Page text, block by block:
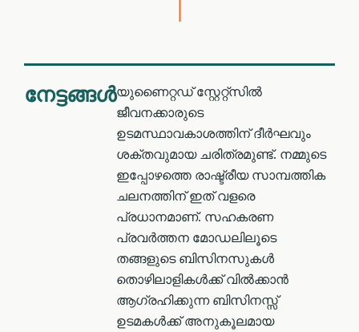
നേട്ടങ്ങൾയുണൈറ്റഡ് സ്റ്റേറ്റ്സിൽ
ജീവനക്കാരുടെ
ഉടമസ്ഥാവകാശത്തിന് ദീർഘവും
ശക്തവുമായ ചരിത്രമുണ്ട്. നമ്മുടെ
ഇപ്പോഴത്തെ രാഷ്ട്രീയ സാമ്പത്തിക
ചലനത്തിന് ഇത് വളരെ
പ്രധാനമാണ്. സഹകരണ
പ്രവര്‍ത്തന മോഡലിലൂടെ
തങ്ങളുടെ ബിസിനസുകൾ
തൊഴിലാളികൾക്ക് വിൽക്കാൻ
ആഗ്രഹിക്കുന്ന ബിസിനസ്സ്
ഉടമകൾക്ക് അനുകൂലമായ